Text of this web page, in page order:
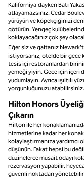
Kaliforniya'dayken Batı
atlayamazsınız. Cedar
yürüyün ve köpekçiğinizi
götürün. Yengeç
koklayacağınız çok şey
Eğer siz ve gaitanız
istiyorsanız, otelde bir gece
tesis içi restoranlardan
yemeği yiyin. Gece için içeri
yudumlayın. Ayrıca ışıltılı
yorgunluğunuzu atabilirsiniz.
Hilton Honors
Çıkarın
Hilton ile her
hizmetlerine kadar her
kolaylaştırmanıza yardımcı
düşünün. Fakat hepsi bu
düzinelerce müsait odayı
rezervasyon yapabilir,
güvenli noktadan